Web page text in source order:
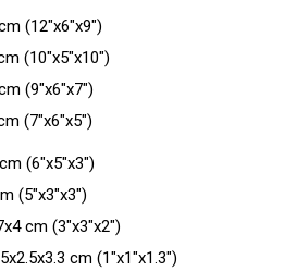
(12"x6"x9")
(10"x5"x10")
(9"x6"x7")
(7"x6"x5")
(6"x5"x3")
(5"x3"x3")
cm (3"x3"x2")
cm (1"x1"x1.3")